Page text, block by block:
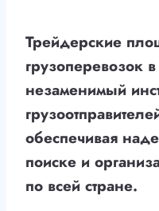
Трейдерские
грузоперевозок
незаменимый
обеспечивая
поиске и
по всей стране.